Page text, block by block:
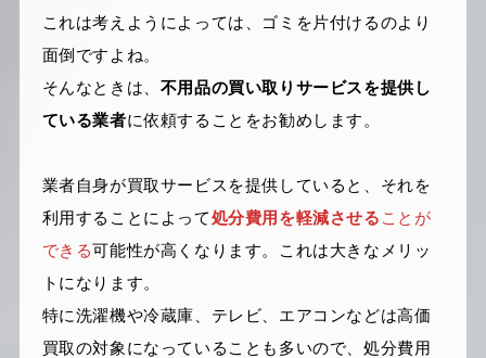
これは考えようによっては、ゴミを片付けるのより
面倒ですよね。
そんなときは、 不用品の買い取りサービスを提供し
ている業者に依頼することをお勧めします。
業者自身が買取サービスを提供していると、それを
利用することによって処分費用を軽減させる ことが
できる可能性が高くなります。これは大きなメリッ
トになります。
特に洗濯機や冷蔵庫、テレビ、エアコンなどは高価
買取の対象になっていることも多いので、処分費用